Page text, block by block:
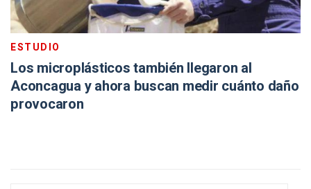
ESTUDIO
Los microplásticos también llegaron al
Aconcagua y ahora buscan medir cuánto daño
provocaron